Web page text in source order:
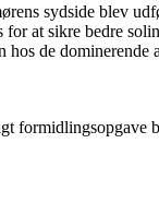
sydside blev
at sikre bedre
de dominerende
formidlingsopgave